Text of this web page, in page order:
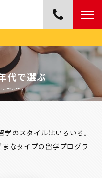
代で選ぶ
のスタイルはいろいろ。
なタイプの留学プログラ